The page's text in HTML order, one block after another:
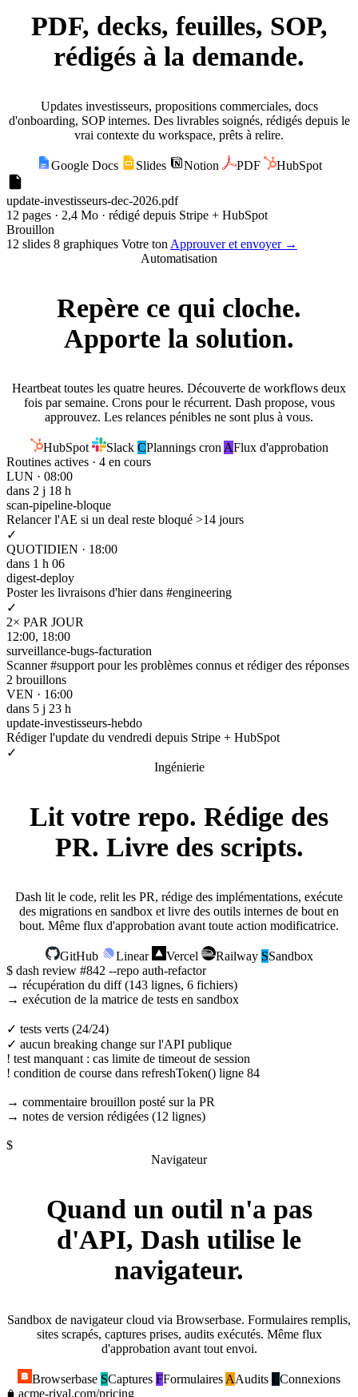
PDF, decks, feuilles, SOP,
rédigés à la demande.
Updates investisseurs, propositions commerciales, docs
d'onboarding, SOP internes. Des livrables soignés, rédigés depuis le
vrai contexte du workspace, prêts à relire.
Google Docs Slides Notion PDF HubSpot
update-investisseurs-dec-2026.pdf
12 pages · 2,4 Mo · rédigé depuis Stripe + HubSpot
Brouillon
12 slides 8 graphiques Votre ton Approuver et envoyer →
Automatisation
Repère ce qui cloche.
Apporte la solution.
Heartbeat toutes les quatre heures. Découverte de workflows deux
fois par semaine. Crons pour le récurrent. Dash propose, vous
approuvez. Les relances pénibles ne sont plus à vous.
HubSpot Slack CPlannings cron AFlux d'approbation
Routines actives · 4 en cours
LUN · 08:00
dans 2 j 18 h
scan-pipeline-bloque
Relancer l'AE si un deal reste bloqué >14 jours
✓
QUOTIDIEN · 18:00
dans 1 h 06
digest-deploy
Poster les livraisons d'hier dans #engineering
✓
2× PAR JOUR
12:00, 18:00
surveillance-bugs-facturation
Scanner #support pour les problèmes connus et rédiger des réponses
2 brouillons
VEN · 16:00
dans 5 j 23 h
update-investisseurs-hebdo
Rédiger l'update du vendredi depuis Stripe + HubSpot
✓
Ingénierie
Lit votre repo. Rédige des
PR. Livre des scripts.
Dash lit le code, relit les PR, rédige des implémentations, exécute
des migrations en sandbox et livre des outils internes de bout en
bout. Même flux d'approbation avant toute action modificatrice.
GitHub Linear Vercel Railway SSandbox
$ dash review #842 --repo auth-refactor
→ récupération du diff (143 lignes, 6 fichiers)
→ exécution de la matrice de tests en sandbox
✓ tests verts (24/24)
✓ aucun breaking change sur l'API publique
! test manquant : cas limite de timeout de session
! condition de course dans refreshToken() ligne 84
→ commentaire brouillon posté sur la PR
→ notes de version rédigées (12 lignes)
$
Navigateur
Quand un outil n'a pas
d'API, Dash utilise le
navigateur.
Sandbox de navigateur cloud via Browserbase. Formulaires remplis,
sites scrapés, captures prises, audits exécutés. Même flux
d'approbation avant tout envoi.
Browserbase SCaptures FFormulaires AAudits L Connexions
acme-rival.com/pricing